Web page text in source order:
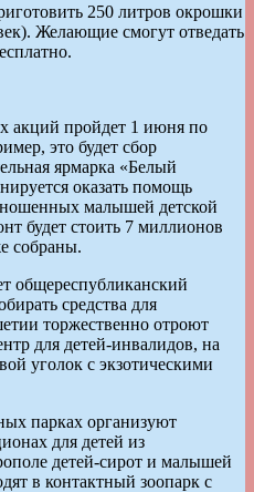
250 литров окрошки
Желающие смогут отведать
акций пройдет 1 июня по
это будет сбор
ярмарка «Белый
оказать помощь
малышей детской
будет стоить 7 миллионов
собраны.
общереспубликанский
средства для
торжественно отроют
для детей-инвалидов, на
уголок с экзотическими
парках организуют
для детей из
детей-сирот и малышей
в контактный зоопарк с